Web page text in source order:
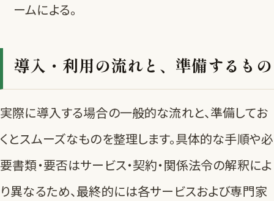
ームによる。
導入・利用の流れと、準備するもの
実際に導入する場合の一般的な流れと、準備してお
くとスムーズなものを整理します。具体的な手順や必
要書類・要否はサービス・契約・関係法令の解釈によ
り異なるため、最終的には各サービスおよび専門家